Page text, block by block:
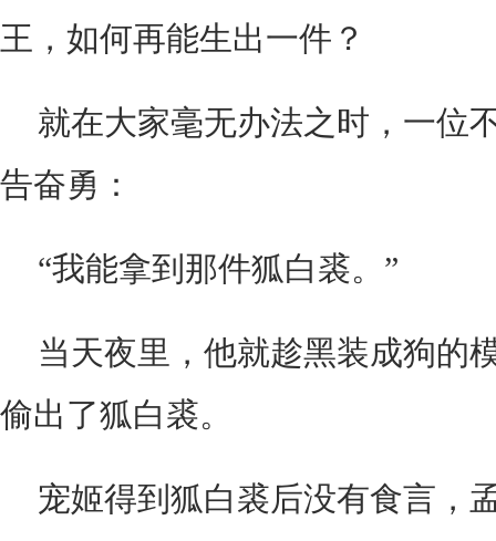
王，如何再能生出一件？
就在大家毫无办法之时，一位
告奋勇：
“我能拿到那件狐白裘。”
当天夜里，他就趁黑装成狗的
偷出了狐白裘。
宠姬得到狐白裘后没有食言，